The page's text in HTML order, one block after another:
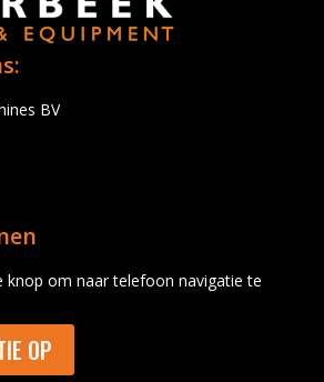
BV
knop om naar telefoon navigatie te
OP